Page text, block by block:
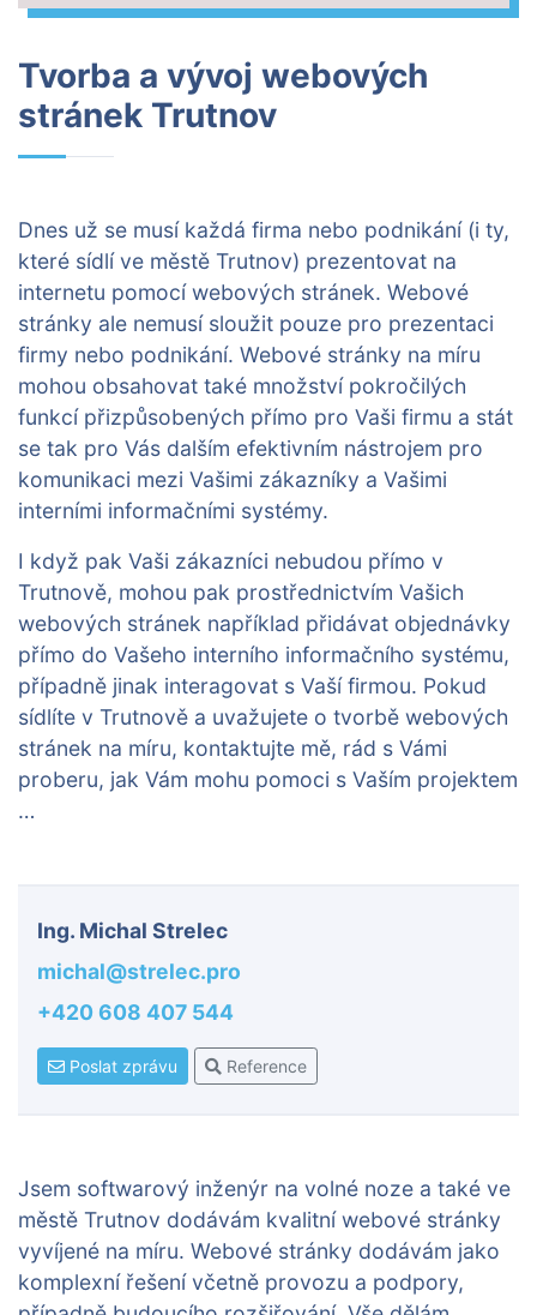
Tvorba a vývoj webových
stránek Trutnov
Dnes už se musí každá firma nebo podnikání (i ty,
které sídlí ve městě Trutnov) prezentovat na
internetu pomocí webových stránek. Webové
stránky ale nemusí sloužit pouze pro prezentaci
firmy nebo podnikání. Webové stránky na míru
mohou obsahovat také množství pokročilých
funkcí přizpůsobených přímo pro Vaši firmu a stát
se tak pro Vás dalším efektivním nástrojem pro
komunikaci mezi Vašimi zákazníky a Vašimi
interními informačními systémy.
I když pak Vaši zákazníci nebudou přímo v
Trutnově, mohou pak prostřednictvím Vašich
webových stránek například přidávat objednávky
přímo do Vašeho interního informačního systému,
případně jinak interagovat s Vaší firmou. Pokud
sídlíte v Trutnově a uvažujete o tvorbě webových
stránek na míru, kontaktujte mě, rád s Vámi
proberu, jak Vám mohu pomoci s Vaším projektem
…
Ing. Michal Strelec
michal@strelec.pro
+420 608 407 544
Poslat zprávu Reference
Jsem softwarový inženýr na volné noze a také ve
městě Trutnov dodávám kvalitní webové stránky
vyvíjené na míru. Webové stránky dodávám jako
komplexní řešení včetně provozu a podpory,